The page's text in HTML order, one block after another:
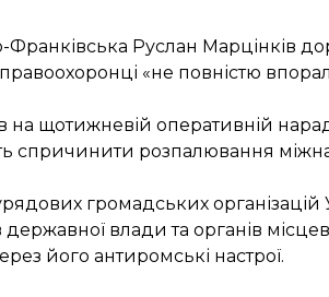
Франківська Руслан Марцінків
«не повністю
на щотижневій оперативній
спричинити розпалювання
громадських
державної влади та органів
його антиромські настрої.